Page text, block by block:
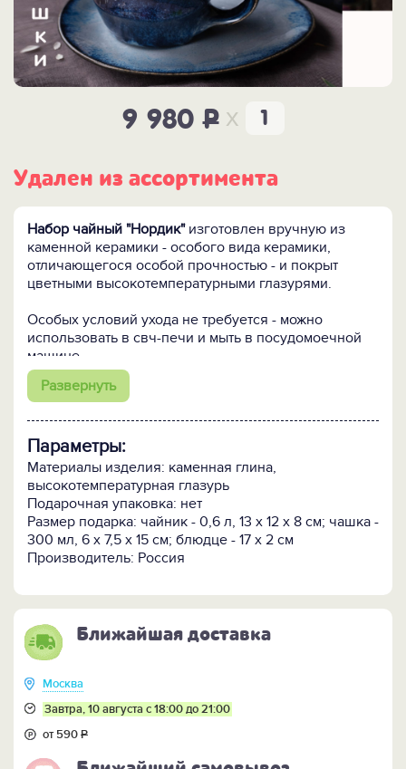
9 980P x
Удален из ассортимента
Набор чайный "Нордик"изготовлен вручную из
каменной керамики - особого вида керамики,
отличающегося особой прочностью - и покрыт
цветными высокотемпературными глазурями.
Особых условий ухода не требуется - можно
использовать в свч-печи и мыть в посудомоечной
машине.
В набор входят:
Внимание! Поскольку изделие изготавливается
вручную очень малыми партиями, возможно
небольшое отличие цветовых оттенков и рисунка от
образца, представленного на фотографиях.
ПОСМОТРИТЕ всю коллекцию посуды "Скандинавия"
Развернуть
Параметры:
Материалы изделия: каменная глина,
высокотемпературная глазурь
Подарочная упаковка: нет
Размер подарка: чайник - 0,6 л, 13 х 12 х 8 см; чашка -
300 мл, 6 х 7,5 х 15 см; блюдце - 17 х 2 см
Производитель: Россия
Ближайшая доставка
Москва
Завтра, 10 августа с 18:00 до 21:00
от 590Р